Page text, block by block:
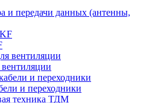
и передачи данных (антенны,
и переходники